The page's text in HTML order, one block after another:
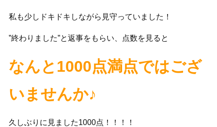
私も少しドキドキしながら見守っていました！
”終わりました”と返事をもらい、点数を見ると
なんと1000点満点ではござ
いませんか♪
久しぶりに見ました1000点！！！！